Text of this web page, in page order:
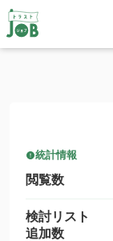
統計情報
閲覧数
検討リスト
追加数